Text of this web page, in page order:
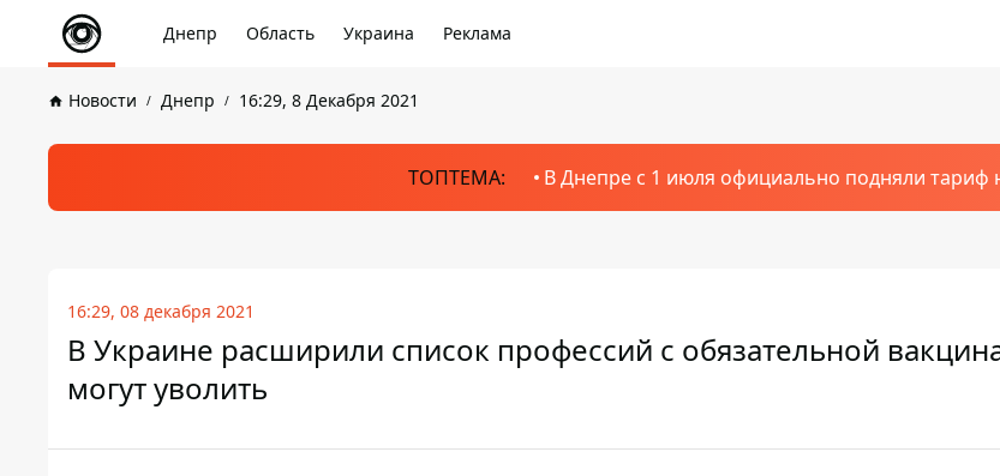
Днепр Область Украина Реклама
Новости Днепр 16:29, 8 Декабря 2021
ТОПТЕМА: В Днепре с 1 июля официально подняли тариф
16:29, 08 декабря 2021
В Украине расширили список профессий с обязательной
могут уволить